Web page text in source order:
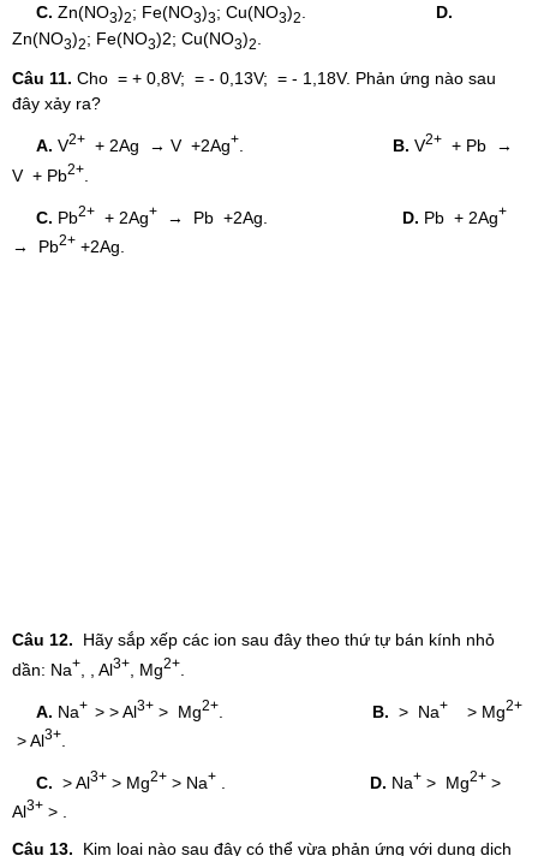
C. Zn(NO3)2; Fe(NO3)3; Cu(NO3)2
D.
Zn(NO3)2; Fe(NO3)2; Cu(NO3)2.
Câu 11. Cho = + 0,8V; = - 0,13V; = - 1,18V. Phản ứng nào sau
đây xảy ra?
A. V2+ + 2Ag → V +2Ag+ B. V2+
+ Pb →
V + Pb2+
C. Pb2+ + 2Ag+ → Pb +2Ag. D. Pb + 2Ag+
→ Pb2+ +2Ag.
Câu 12. Hãy sắp xếp các ion sau đây theo thứ tự bán kính nhỏ
dần: Na+ , , Al3+ , Mg2+
A. Na+ > > Al3+ > Mg2+ B. > Na+ > Mg2+
> Al3+
C. > Al3+ > Mg2+ > Na+ D. Na+ > Mg2+ >
Al3+ > .
Câu 13. Kim loại nào sau đây có thể vừa phản ứng với dung dịch